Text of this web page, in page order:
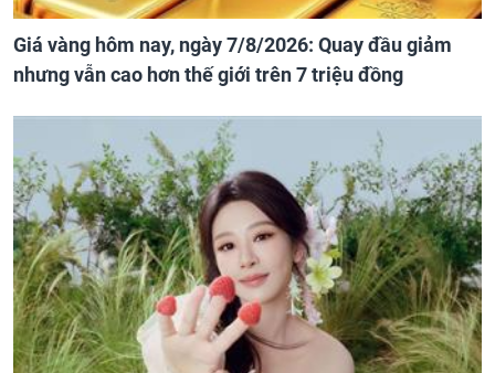
Giá vàng hôm nay, ngày 7/8/2026: Quay đầu giảm
nhưng vẫn cao hơn thế giới trên 7 triệu đồng